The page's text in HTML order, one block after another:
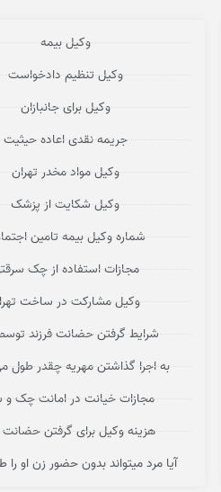
وکیل بیمه
وکیل تنظیم دادخواست
وکیل برای جانبازان
جریمه نقدی اعاده حیثیت
وکیل مواد مخدر تهران
وکیل شکایت از پزشک
شماره وکیل بیمه تامین
مجازات استفاده از چک
وکیل مشارکت در ساخت
شرایط گرفتن حضانت فرزند
به اجرا گذاشتن مهریه چقدر طول
مجازات خیانت در امانت چک و
هزینه وکیل برای گرفتن حضانت
آیا مرد میتواند بدون حضور زن او